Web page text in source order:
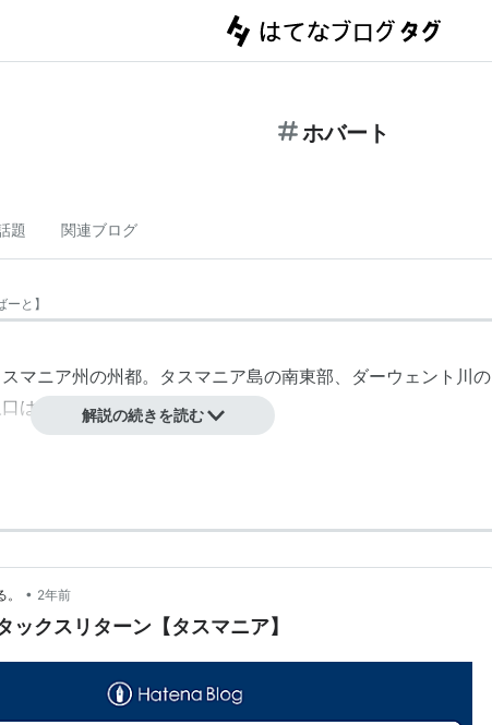
ホバート
題 関連ブログ
ーと 】
マニア州の州都。タスマニア島の南東部、ダーウェント川の
は約21万人。解説の続きを読む
• 2年前
ックスリターン【タスマニア】